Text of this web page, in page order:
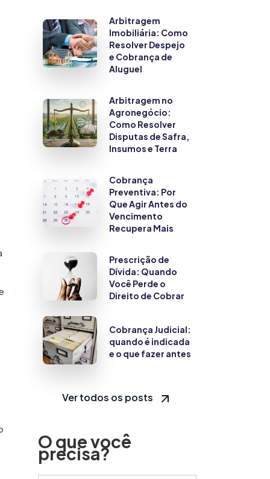
Arbitragem
Imobiliária: Como
Resolver Despejo
e Cobrança de
Aluguel
Arbitragem no
Agronegócio:
Como Resolver
Disputas de Safra,
Insumos e Terra
Cobrança
Preventiva: Por
Que Agir Antes do
Vencimento
Recupera Mais
Prescrição de
Dívida: Quando
Você Perde o
Direito de Cobrar
Cobrança Judicial:
quando é indicada
e o que fazer antes
Ver todos os posts
O que você
precisa?